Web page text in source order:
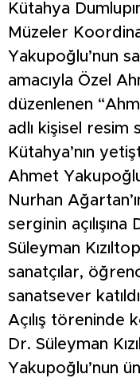
Kütahya
Müzeler
Yakupoğlu’nun
amacıyla Özel
düzenlenen
adlı kişisel
Kütahya’nın
Ahmet
Nurhan
serginin
Süleyman
sanatçılar,
sanatsever
Açılış töreninde
Dr. Süleyman
Yakupoğlu’nun